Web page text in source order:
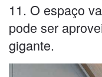
11. O espaço
pode ser
gigante.